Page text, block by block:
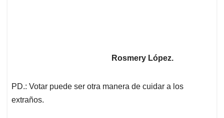
Rosmery López.
PD.: Votar puede ser otra manera de cuidar a los
extraños.